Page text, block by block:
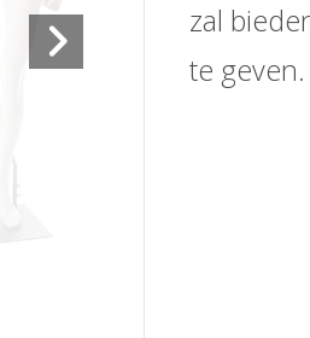
zal
te geven.